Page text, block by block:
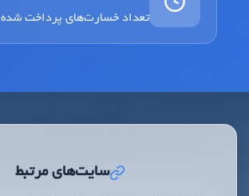
تعداد خسارت‌های پرداخت شده
سایت‌های مرتبط